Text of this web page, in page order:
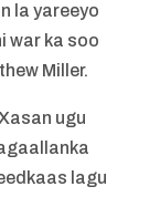
la yareeyo
war ka soo
Miller.
ugu
lagu